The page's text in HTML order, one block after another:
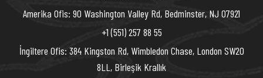
Amerika Ofis: 90 Washington Valley Rd, Bedminster, NJ 07921
+1 (551) 257 88 55
İngiltere Ofis: 384 Kingston Rd, Wimbledon Chase, London SW20
8LL, Birleşik Krallık